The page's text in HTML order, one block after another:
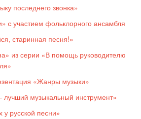
последнего звонка»
с участием фольклорного ансамбля
старинная песня!»
из серии «В помощь руководителю
«Жанры музыки»
лучший музыкальный инструмент»
у русской песни»